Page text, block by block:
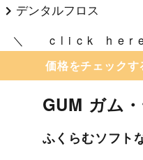
デンタルフロス
click
価格をチェックす
GUM ガム
ふくらむソフト